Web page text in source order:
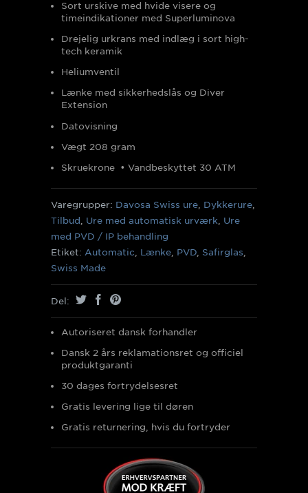
Sort urskive med hvide visere og
timeindikationer med Superluminova
Drejelig urkrans med indlæg i sort high-
tech keramik
Heliumventil
Lænke med sikkerhedslås og Diver
Extension
Datovisning
Vægt 208 gram
Skruekrone • Vandbeskyttet 30 ATM
Varegrupper: Davosa Swiss ure, Dykkerure,
Tilbud , Ure med automatisk urværk, Ure
med PVD / IP behandling
Etiket: Automatic, Lænke, PVD, Safirglas,
Swiss Made
Del:
Autoriseret dansk forhandler
Dansk 2 års reklamationsret og officiel
produktgaranti
30 dages fortrydelsesret
Gratis levering lige til døren
Gratis returnering, hvis du fortryder